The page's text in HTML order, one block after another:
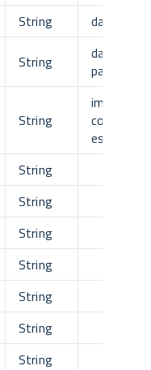
String data
String
data e ora
String
importo
espresso
String
String
String
String
String
String
String